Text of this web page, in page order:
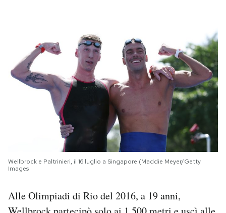
Wellbrock e Paltrinieri, il 16 luglio a Singapore (Maddie Meyer/Getty
Images
Alle Olimpiadi di Rio del 2016, a 19 anni,